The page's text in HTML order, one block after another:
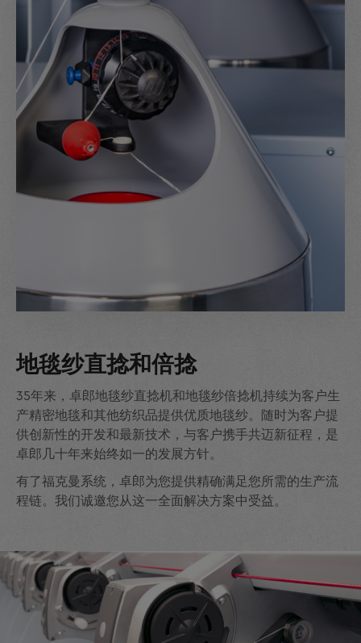
地毯纱直捻和倍捻
35年来，卓郎地毯纱直捻机和地毯纱倍捻机持续为客户生
产精密地毯和其他纺织品提供优质地毯纱。随时为客户提
供创新性的开发和最新技术，与客户携手共迈新征程，是
卓郎几十年来始终如一的发展方针。
有了福克曼系统，卓郎为您提供精确满足您所需的生产流
程链。我们诚邀您从这一全面解决方案中受益。